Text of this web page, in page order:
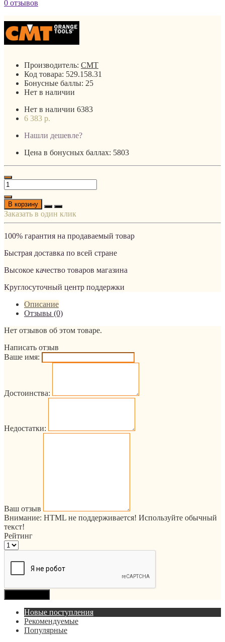
0 отзывов
Производитель: CMT
Код товара: 529.158.31
Бонусные баллы: 25
Нет в наличии
Нет в наличии 6383
6 383 р.
Нашли дешевле?
Цена в бонусных баллах: 5803
В корзину
Заказать в один клик
100% гарантия на продаваемый товар
Быстрая доставка по всей стране
Высокое качество товаров магазина
Круглосуточный центр поддержки
Описание
Отзывы (0)
Нет отзывов об этом товаре.
Написать отзыв
Ваше имя:
Достоинства:
Недостатки:
Ваш отзыв
Внимание: HTML не поддерживается! Используйте обычный
текст!
Рейтинг
Новые поступления
Рекомендуемые
Популярные